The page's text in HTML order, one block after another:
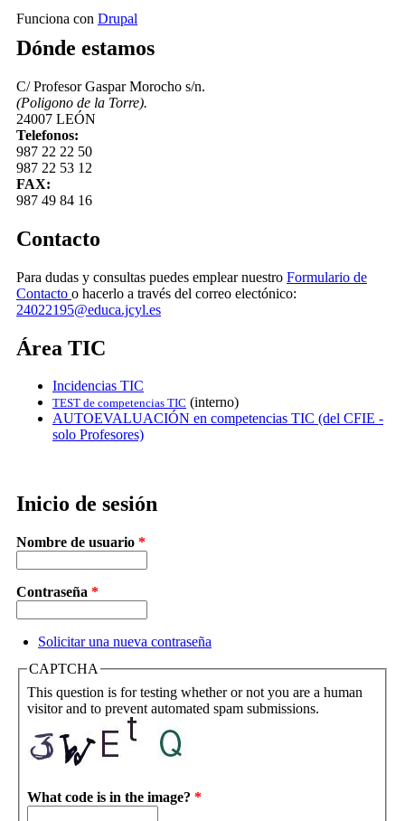
Funciona con Drupal
Dónde estamos
C/ Profesor Gaspar Morocho s/n.
(Poligono de la Torre).
24007 LEÓN
Telefonos:
987 22 22 50
987 22 53 12
FAX:
987 49 84 16
Contacto
Para dudas y consultas puedes emplear nuestro Formulario de
Contacto o hacerlo a través del correo electónico:
24022195@educa.jcyl.es
Área TIC
Incidencias TIC
TEST de competencias TIC (interno)
AUTOEVALUACIÓN en competencias TIC (del CFIE -
solo Profesores)
Inicio de sesión
Nombre de usuario *
Contraseña *
Solicitar una nueva contraseña
CAPTCHA
This question is for testing whether or not you are a human
visitor and to prevent automated spam submissions.
What code is in the image? *